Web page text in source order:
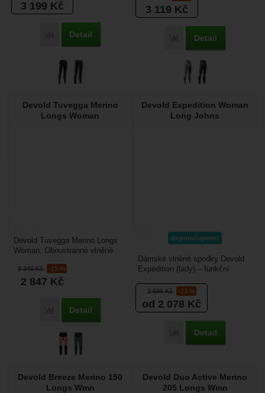
3 199 Kč
Porovnat
Detail
3 119 Kč
Porovnat
Detail
Devold Tuvegga Merino
Longs Woman
3 349Kč -15 %
2 847 Kč
Porovnat
Detail
Devold Tuvegga Merino Longs
Woman: Oboustranné vlněné
vyrobené z tří úpletů...
Devold Expedition Woman
Long Johns
doporučujeme!
2 699Kč -23 %
od 2 078 Kč
Porovnat
Detail
Dámské vlněné spodky Devold
Expedition (lady) – funkční
vhodné pro zimní...
Devold Breeze Merino 150
Longs Wmn
Devold Duo Active Merino
205 Longs Wmn